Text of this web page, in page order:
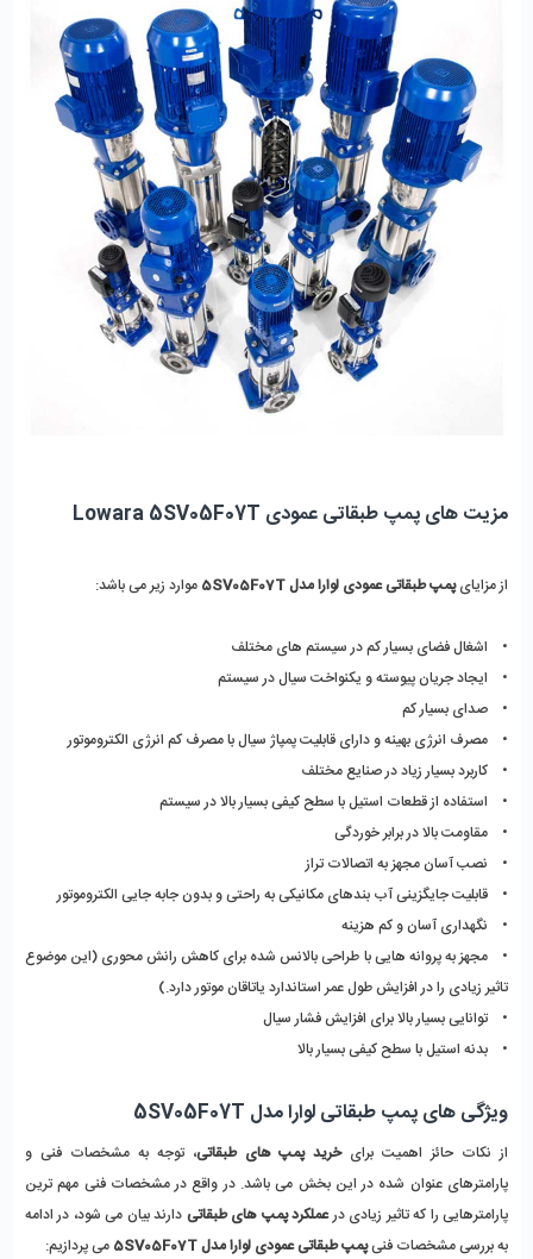
مزیت های پمپ طبقاتی عمودی Lowara 5SV05F07T
از مزایای پمپ طبقاتی عمودی لوارا مدل 5SV05F07T موارد زیر می باشد:
•    اشغال فضای بسیار کم در سیستم های مختلف
•    ایجاد جریان پیوسته و یکنواخت سیال در سیستم
•    صدای بسیار کم
•    مصرف انرژی بهینه و دارای قابلیت پمپاژ سیال با مصرف کم انرژی الکتروموتور
•    کاربرد بسیار زیاد در صنایع مختلف
•    استفاده از قطعات استیل با سطح کیفی بسیار بالا در سیستم
•    مقاومت بالا در برابر خوردگی
•    نصب آسان مجهز به اتصالات تراز
•    قابلیت جایگزینی آب بندهای مکانیکی به راحتی و بدون جابه جایی الکتروموتور
•    نگهداری آسان و کم هزینه
تاثیر زیادی را در افزایش طول عمر استاندارد یاتاقان موتور دارد.)
•    توانایی بسیار بالا برای افزایش فشار سیال
•    بدنه استیل با سطح کیفی بسیار بالا
ویژگی های پمپ طبقاتی لوارا مدل 5SV05F07T
از نکات حائز اهمیت برای خرید پمپ های طبقاتی
پارامترهایی را که تاثیر زیادی در عملکرد پمپ های طبقاتی
به بررسی مشخصات فنی پمپ طبقاتی عمودی لوارا مدل 5SV05F07T می پردازیم: